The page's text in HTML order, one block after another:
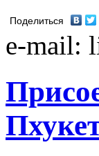
Поделиться
e-mail: